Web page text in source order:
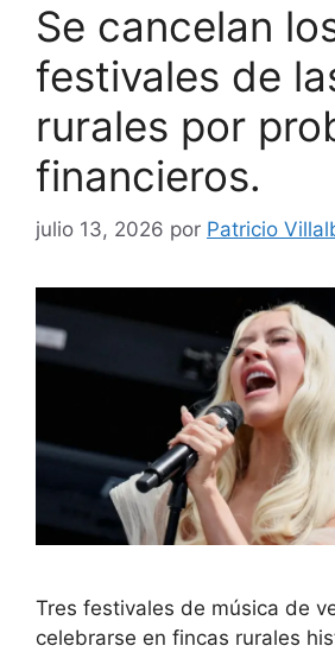
Se cancelan
festivales de
rurales por
financieros.
julio 13, 2026 por Patricio
Tres festivales de música de
celebrarse en fincas rurales